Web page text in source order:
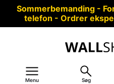
Sommerbemanding -
telefon - Ordrer
Menu Søg